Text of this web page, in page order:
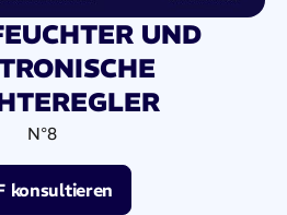
UND
N°8
konsultieren